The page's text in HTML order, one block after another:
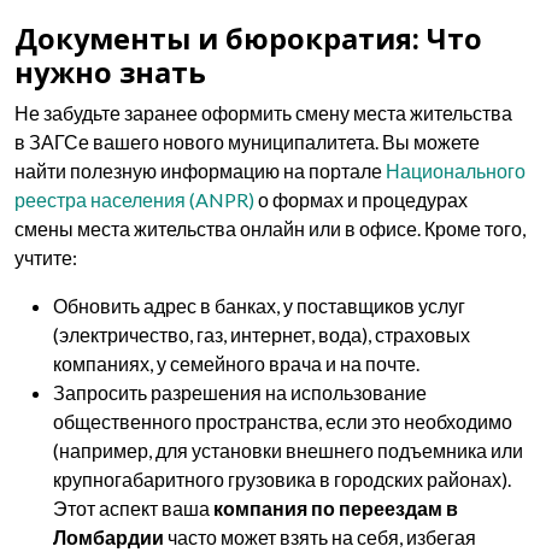
Документы и бюрократия: Что
нужно знать
Не забудьте заранее оформить смену места жительства
в ЗАГСе вашего нового муниципалитета. Вы можете
найти полезную информацию на портале Национального
реестра населения (ANPR)о формах и процедурах
смены места жительства онлайн или в офисе. Кроме того,
учтите:
Обновить адрес в банках, у поставщиков услуг
(электричество, газ, интернет, вода), страховых
компаниях, у семейного врача и на почте.
Запросить разрешения на использование
общественного пространства, если это необходимо
(например, для установки внешнего подъемника или
крупногабаритного грузовика в городских районах).
Этот аспект ваша компания по переездам в
Ломбардии часто может взять на себя, избегая